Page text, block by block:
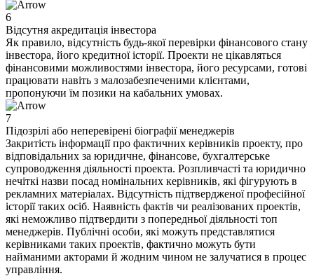
6
Відсутня акредитація інвестора
Як правило, відсутність будь-якої перевірки фінансового стану
інвестора, його кредитної історії. Проекти не цікавляться
фінансовими можливостями інвестора, його ресурсами, готові
працювати навіть з малозабезпеченими клієнтами,
пропонуючи їм позики на кабальних умовах.
7
Підозрілі або неперевірені біографії менеджерів
Закритість інформації про фактичних керівників проекту, про
відповідальних за юридичне, фінансове, бухгалтерське
супроводження діяльності проекта. Розпливчасті та юридично
нечіткі назви посад номінальних керівників, які фігурують в
рекламних матеріалах. Відсутність підтвердженої професійної
історії таких осіб. Наявність фактів чи реалізованих проектів,
які неможливо підтвердити з попередньої діяльності топ
менеджерів. Публічні особи, які можуть представлятися
керівниками таких проектів, фактично можуть бути
найманими акторами й жодним чином не залучатися в процес
управління.